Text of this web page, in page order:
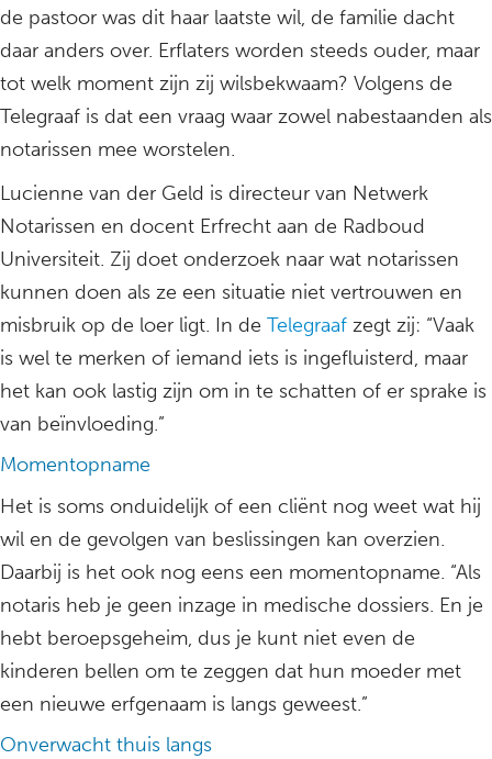
de pastoor was dit haar laatste wil, de familie dacht
daar anders over. Erflaters worden steeds ouder, maar
tot welk moment zijn zij wilsbekwaam? Volgens de
Telegraaf is dat een vraag waar zowel nabestaanden als
notarissen mee worstelen.
Lucienne van der Geld is directeur van Netwerk
Notarissen en docent Erfrecht aan de Radboud
Universiteit. Zij doet onderzoek naar wat notarissen
kunnen doen als ze een situatie niet vertrouwen en
misbruik op de loer ligt. In de Telegraaf zegt zij: “Vaak
is wel te merken of iemand iets is ingefluisterd, maar
het kan ook lastig zijn om in te schatten of er sprake is
van beïnvloeding.”
Momentopname
Het is soms onduidelijk of een cliënt nog weet wat hij
wil en de gevolgen van beslissingen kan overzien.
Daarbij is het ook nog eens een momentopname. “Als
notaris heb je geen inzage in medische dossiers. En je
hebt beroepsgeheim, dus je kunt niet even de
kinderen bellen om te zeggen dat hun moeder met
een nieuwe erfgenaam is langs geweest.”
Onverwacht thuis langs